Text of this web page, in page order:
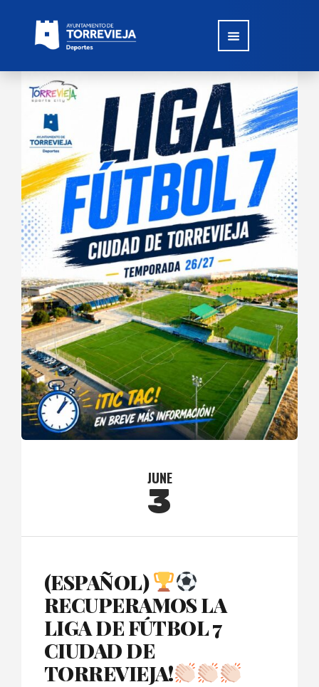
JUNE
3
(ESPAÑOL)
RECUPERAMOS LA
LIGA DE FÚTBOL 7
CIUDAD DE
TORREVIEJA!